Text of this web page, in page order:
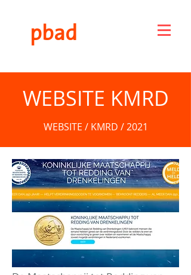
pbad
WEBSITE KMRD
WEBSITE / KMRD / 2021